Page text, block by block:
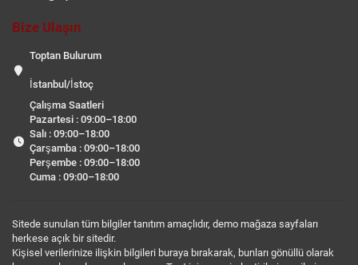
Bize Ulaşın
Toptan Bulurum
İstanbul/İstoç
Çalışma Saatleri
Pazartesi : 09:00–18:00
Salı : 09:00–18:00
Çarşamba : 09:00–18:00
Perşembe : 09:00–18:00
Cuma : 09:00–18:00
Sitede sunulan tüm bilgiler tanıtım amaçlıdır, demo mağaza sayfaları
herkese açık bir sitedir.
Kişisel verilerinize ilişkin bilgileri buraya bırakarak, bunları gönüllü olarak